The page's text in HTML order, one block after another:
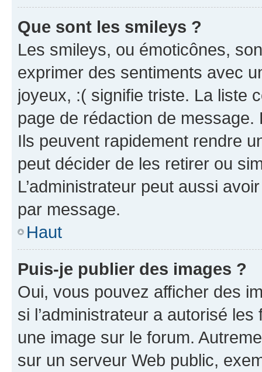
Que sont les smileys ?
Les smileys, ou émoticônes,
exprimer des sentiments avec
joyeux, :( signifie triste. La liste
page de rédaction de
Ils peuvent rapidement rendre
peut décider de les retirer ou
L’administrateur peut aussi
par message.
Haut
Puis-je publier des images ?
Oui, vous pouvez afficher des
si l’administrateur a autorisé
une image sur le forum.
sur un serveur Web public,